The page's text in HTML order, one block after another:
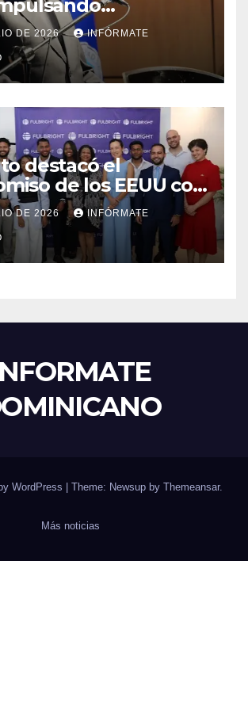
expansión y
institucional
DE 2026 INFÓRMATE
destacó el
de los EEUU con
la innovación y la
académica por
décadas.
DE 2026 INFÓRMATE
WordPress Theme: Newsup by Themeansar.
Más noticias